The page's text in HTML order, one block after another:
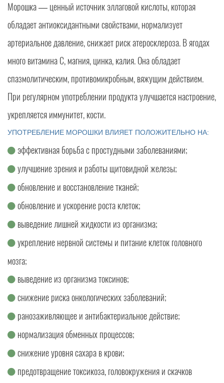
Морошка — ценный источник эллаговой кислоты, которая
обладает антиоксидантными свойствами, нормализует
артериальное давление, снижает риск атеросклероза. В ягодах
много витамина C, магния, цинка, калия. Она обладает
спазмолитическим, противомикробным, вяжущим действием.
При регулярном употреблении продукта улучшается настроение,
укрепляется иммунитет, кости.
УПОТРЕБЛЕНИЕ МОРОШКИ ВЛИЯЕТ ПОЛОЖИТЕЛЬНО НА:
эффективная борьба с простудными заболеваниями;
улучшение зрения и работы щитовидной железы;
обновление и восстановление тканей;
обновление и ускорение роста клеток;
выведение лишней жидкости из организма;
укрепление нервной системы и питание клеток головного
мозга;
выведение из организма токсинов;
снижение риска онкологических заболеваний;
ранозаживляющее и антибактериальное действие;
нормализация обменных процессов;
снижение уровня сахара в крови;
предотвращение токсикоза, головокружения и скачков